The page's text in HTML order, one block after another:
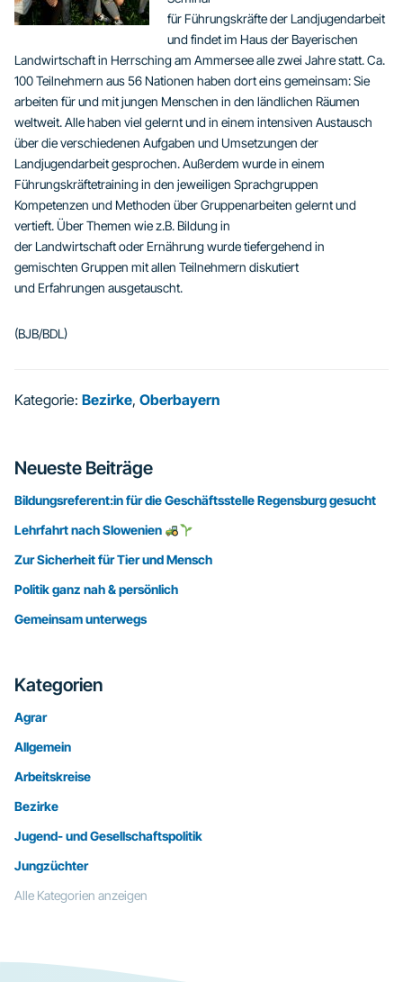
für Führungskräfte der Landjugendarbeit
und findet im Haus der Bayerischen
Landwirtschaft in Herrsching am Ammersee alle zwei Jahre statt. Ca.
100 Teilnehmern aus 56 Nationen haben dort eins gemeinsam: Sie
arbeiten für und mit jungen Menschen in den ländlichen Räumen
weltweit. Alle haben viel gelernt und in einem intensiven Austausch
über die verschiedenen Aufgaben und Umsetzungen der
Landjugendarbeit gesprochen. Außerdem wurde in einem
Führungskräftetraining in den jeweiligen Sprachgruppen
Kompetenzen und Methoden über Gruppenarbeiten gelernt und
vertieft. Über Themen wie z.B. Bildung in
der Landwirtschaft oder Ernährung wurde tiefergehend in
gemischten Gruppen mit allen Teilnehmern diskutiert
und Erfahrungen ausgetauscht.
(BJB/BDL)
Kategorie: Bezirke, Oberbayern
Seitenspalte
Neueste Beiträge
Bildungsreferent:in für die Geschäftsstelle Regensburg gesucht
Lehrfahrt nach Slowenien
Zur Sicherheit für Tier und Mensch
Politik ganz nah & persönlich
Gemeinsam unterwegs
Kategorien
Agrar
Allgemein
Arbeitskreise
Bezirke
Jugend- und Gesellschaftspolitik
Jungzüchter
Alle Kategorien anzeigen